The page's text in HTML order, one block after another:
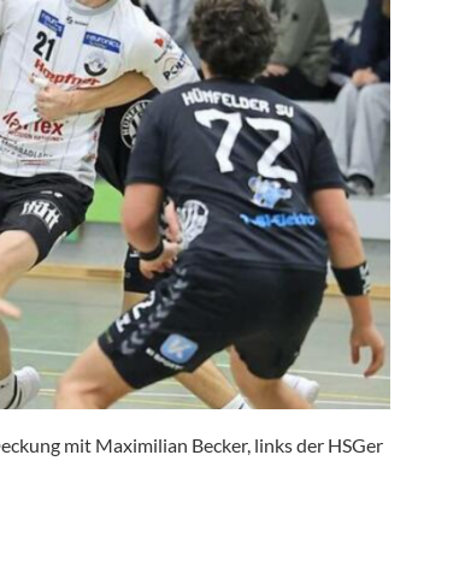
mit Maximilian Becker, links der HSGer